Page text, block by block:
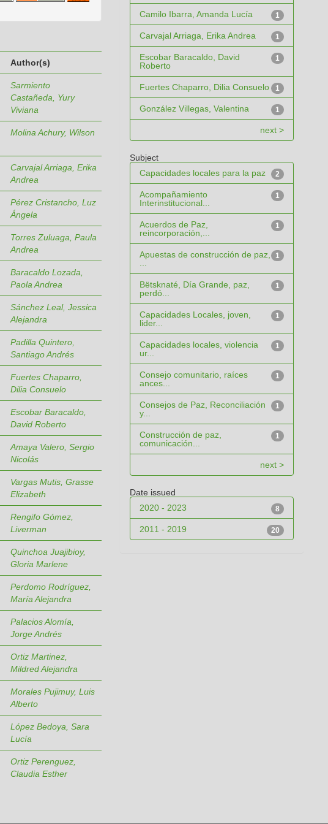
Author(s)
Sarmiento
Castañeda, Yury
Viviana
Molina Achury, Wilson
Carvajal Arriaga, Erika
Andrea
Pérez Cristancho, Luz
Ángela
Torres Zuluaga, Paula
Andrea
Baracaldo Lozada,
Paola Andrea
Sánchez Leal, Jessica
Alejandra
Padilla Quintero,
Santiago Andrés
Fuertes Chaparro,
Dilia Consuelo
Escobar Baracaldo,
David Roberto
Amaya Valero, Sergio
Nicolás
Vargas Mutis, Grasse
Elizabeth
Rengifo Gómez,
Liverman
Quinchoa Juajibioy,
Gloria Marlene
Perdomo Rodríguez,
María Alejandra
Palacios Alomía,
Jorge Andrés
Ortiz Martinez,
Mildred Alejandra
Morales Pujimuy, Luis
Alberto
López Bedoya, Sara
Lucía
Ortiz Perenguez,
Claudia Esther
1
Camilo Ibarra, Amanda Lucía
1
Carvajal Arriaga, Erika Andrea
1
Escobar Baracaldo, David
Roberto
1
Fuertes Chaparro, Dilia Consuelo
1
González Villegas, Valentina
next >
Subject
2
Capacidades locales para la paz
1
Acompañamiento
Interinstitucional...
1
Acuerdos de Paz,
reincorporación,...
1
Apuestas de construcción de paz,
1
Bëtsknaté, Día Grande, paz,
perdó...
1
Capacidades Locales, joven,
lider...
1
Capacidades locales, violencia
ur...
1
Consejo comunitario, raíces
ances...
1
Consejos de Paz, Reconciliación
y...
1
Construcción de paz,
comunicación...
next >
Date issued
8
2020 - 2023
20
2011 - 2019